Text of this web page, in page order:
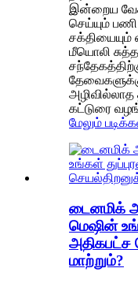
இன்றைய
செய்யும்
சக்தியையும்
மீயொலி
கட்டுரை
மேலும்
டைனமிக்
மெஷின்
அதிகபட்ச
மாற்றும்?